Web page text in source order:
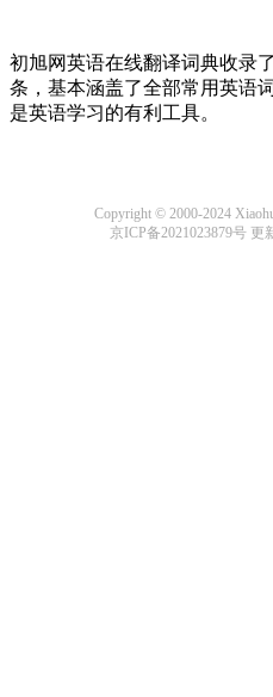
初旭网英语在线翻译词典收录
条，基本涵盖了全部常用英语
是英语学习的有利工具。
Copyright © 2000-2024
京ICP备2021023879号更